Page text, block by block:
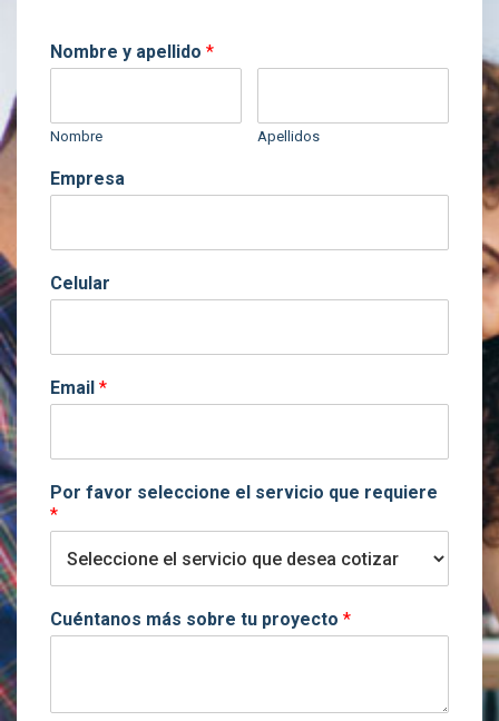
Nombre y apellido *
Nombre Apellidos
Empresa
Celular
Email *
Por favor seleccione el servicio que requiere
*
Cuéntanos más sobre tu proyecto *